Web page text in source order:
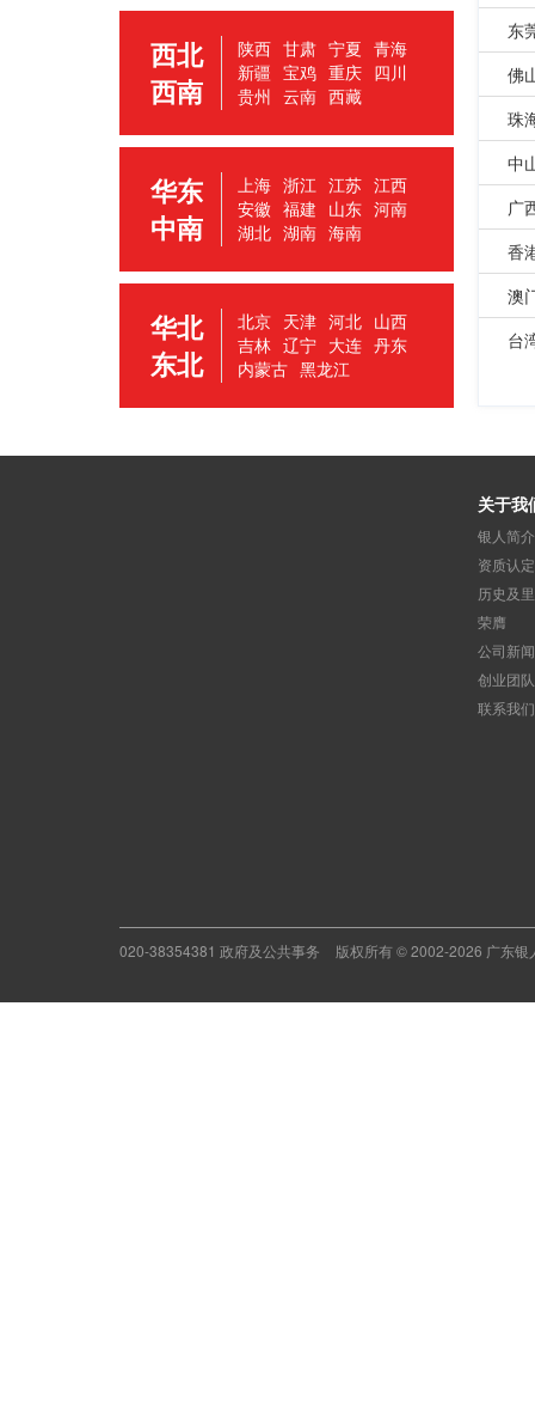
西北
西南
陕西 甘肃 宁夏 青海
新疆 宝鸡 重庆 四川
贵州 云南 西藏
华东
中南
上海 浙江 江苏 江西
安徽 福建 山东 河南
湖北 湖南 海南
华北
东北
北京 天津 河北 山西
吉林 辽宁 大连 丹东
内蒙古 黑龙江
东
佛
珠
中
广
香
澳
台
关于我
银人简介
资质认定
历史及
荣膺
公司新
创业团队
联系我们
020-38354381 政府及公共事务 版权所有 © 2002-2026 广东银